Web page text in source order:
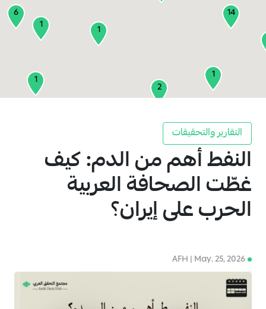
14
2
6
1
1 1
3
1
1
التقارير والتحقيقات
النفط أهم من الدم: كيف
غطّت الصحافة العربية
الحرب على إيران؟
AFH | May. 25, 2026